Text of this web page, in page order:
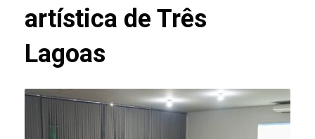
artística de Três
Lagoas